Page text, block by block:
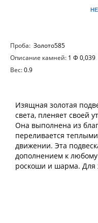
Проба: Золото585
Описание камней: 1 Ф 0,039
Вес:0.9
Изящная золотая
света, пленяет своей
Она выполнена из
переливается
движении. Эта
дополнением к любому
роскоши и шарма.